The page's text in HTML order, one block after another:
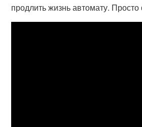
продлить жизнь автомату.